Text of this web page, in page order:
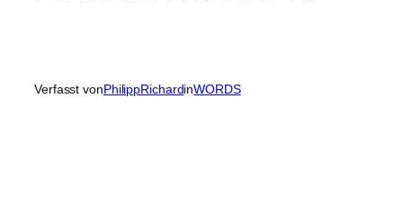
Verfasst vonPhilippRichardinWORDS